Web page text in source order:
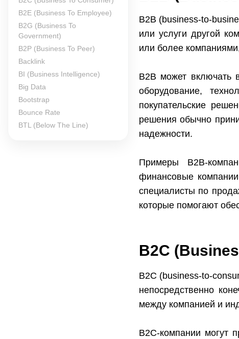
B2E (Business To Employee)
B2G (Business To
Government)
B2P (Business To Peer)
Backlink
BI (Business Intelligence)
Big Data
Bootstrap
Bounce Rate
BTL (Below The Line)
B2B (business-to-
или услуги другой
или более
B2B может включать
оборудование,
покупательские
решения обычно
надежности.
Примеры B2B-
финансовые
специалисты по
которые помогают
B2C
B2C (business-to-
непосредственно
между компанией и
B2C-компании могут